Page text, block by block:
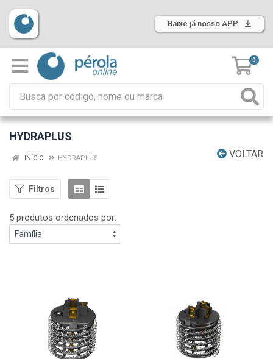
Baixe já nosso APP
0
HYDRAPLUS
VOLTAR
INÍCIO HYDRAPLUS
Filtros
5 produtos ordenados por: